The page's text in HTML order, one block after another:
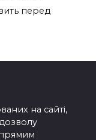
перед
на сайті,